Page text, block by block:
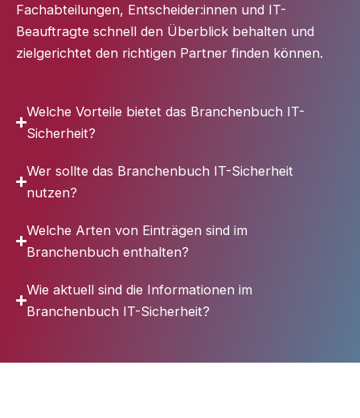
Fachabteilungen, Entscheider:innen und IT-
Beauftragte schnell den Überblick behalten und
zielgerichtet den richtigen Partner finden können.
Welche Vorteile bietet das Branchenbuch IT-
Sicherheit?
Wer sollte das Branchenbuch IT-Sicherheit
nutzen?
Welche Arten von Einträgen sind im
Branchenbuch enthalten?
Wie aktuell sind die Informationen im
Branchenbuch IT-Sicherheit?